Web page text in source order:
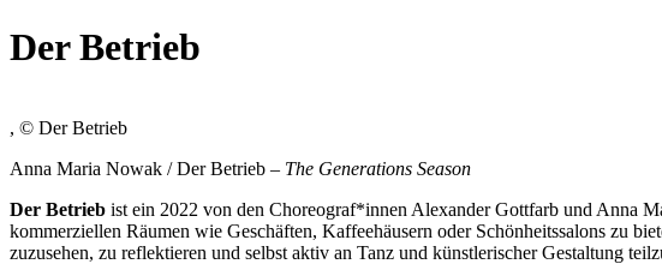
Der Betrieb
, © Der Betrieb
Anna Maria Nowak / Der Betrieb – The Generations Season
Der Betrieb ist ein 2022 von den Choreograf*innen Alexander Gottfarb und Anna
kommerziellen Räumen wie Geschäften, Kaffeehäusern oder Schönheitssalons zu
zuzusehen, zu reflektieren und selbst aktiv an Tanz und künstlerischer Gestaltung